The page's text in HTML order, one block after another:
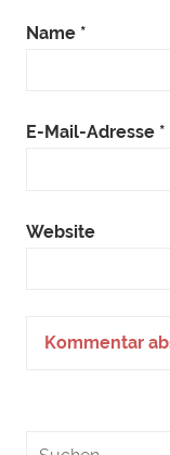
Name *
E-Mail-Adresse *
Website